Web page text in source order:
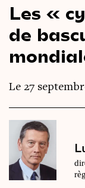
Le
Vidéos &
Les «
de
Le 27